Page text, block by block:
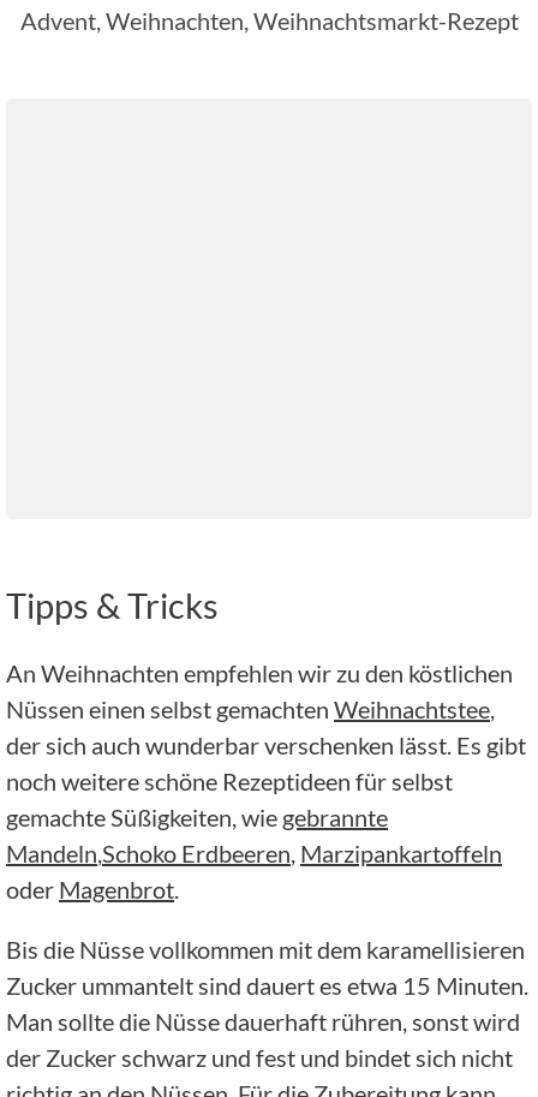
Advent, Weihnachten, Weihnachtsmarkt-Rezept
Tipps & Tricks
An Weihnachten empfehlen wir zu den köstlichen
Nüssen einen selbst gemachten Weihnachtstee,
der sich auch wunderbar verschenken lässt. Es gibt
noch weitere schöne Rezeptideen für selbst
gemachte Süßigkeiten, wie gebrannte
Mandeln,Schoko Erdbeeren, Marzipankartoffeln
oder Magenbrot.
Bis die Nüsse vollkommen mit dem karamellisieren
Zucker ummantelt sind dauert es etwa 15 Minuten.
Man sollte die Nüsse dauerhaft rühren, sonst wird
der Zucker schwarz und fest und bindet sich nicht